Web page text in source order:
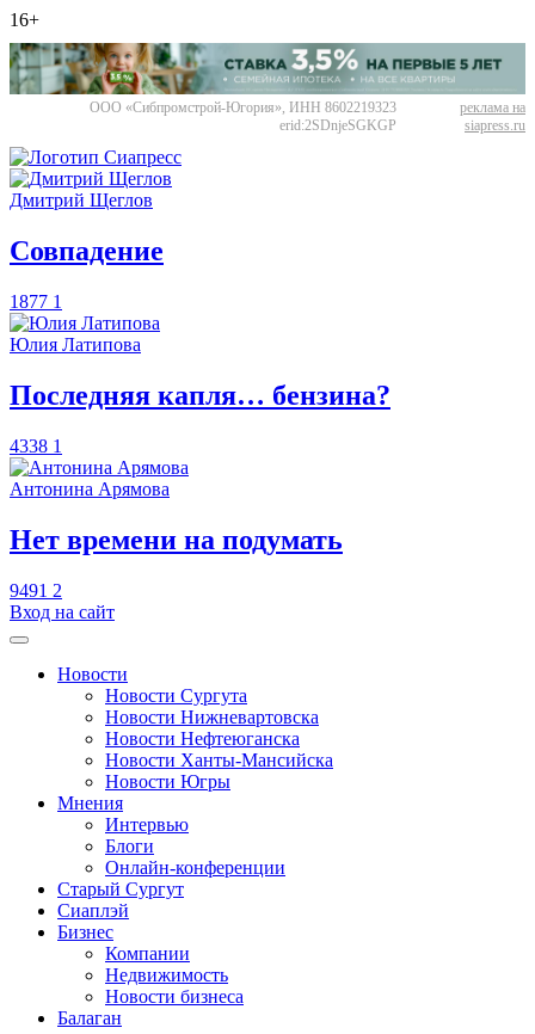
16+
ООО «Сибпромстрой-Югория», ИНН 8602219323
erid:2SDnjeSGKGP
реклама на
siapress.ru
Дмитрий Щеглов
​Совпадение
1877 1
Юлия Латипова
​Последняя капля… бензина?
4338 1
Антонина Арямова
​Нет времени на подумать
9491 2
Вход на сайт
Новости
Новости Сургута
Новости Нижневартовска
Новости Нефтеюганска
Новости Ханты-Мансийска
Новости Югры
Мнения
Интервью
Блоги
Онлайн-конференции
Старый Сургут
Сиаплэй
Бизнес
Компании
Недвижимость
Новости бизнеса
Балаган